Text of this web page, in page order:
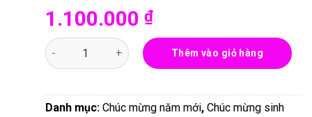
1.100.000 ₫
Vòng Tay Tình Yêu - 0082 số lượng
Thêm vào giỏ hàng
Danh mục: Chúc mừng năm mới, Chúc mừng sinh